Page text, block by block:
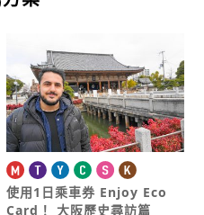
使用1日乘車券 Enjoy Eco
Card！ 大阪歷史尋訪篇